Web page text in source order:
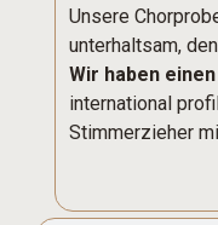
Unsere
unterhaltsam,
Wir haben einen
international
Stimmerzieher